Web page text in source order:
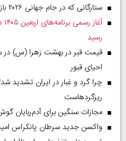
ستارگانی که در جام جهانی ۲۰۲۶ بازی نکردند
رسید
احیای قبور
چرا گرد و غبار در ایران تشدید
ریزگردهاست
مجازات سنگین برای آدم‌ربایان
واکسن جدید سرطان پانکراس